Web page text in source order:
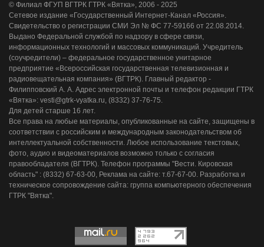
© Филиал ФГУП ВГТРК ГТРК «Вятка», 2006 - 2025
Сетевое издание «Государственный Интернет-Канал «Россия».
Свидетельство о регистрации СМИ Эл № ФС 77-59166 от 22.08.2014.
Выдано Федеральной службой по надзору в сфере связи,
информационных технологий и массовых коммуникаций. Учредитель
(соучредители) – федеральное государственное унитарное
предприятие «Всероссийская государственная телевизионная и
радиовещательная компания» (ВГТРК). Главный редактор -
Филипповский А. А. Адрес электронной почты и телефон редакции ГТРК
«Вятка»: vesti@gtrk-vyatka.ru, (8332) 37-76-75.
Для детей старше 16 лет.
Все права на любые материалы, опубликованные на сайте, защищены в
соответствии с российским и международным законодательством об
интеллектуальной собственности. Любое использование текстовых,
фото, аудио и видеоматериалов возможно только с согласия
правообладателя (ВГТРК). Телефон программы "Вести. Кировская
область" : (8332) 67-63-00, Реклама на сайте: т.67-67-00. Разработка и
техническое сопровождение сайта: группа компьютерного обеспечения
ГТРК "Вятка".